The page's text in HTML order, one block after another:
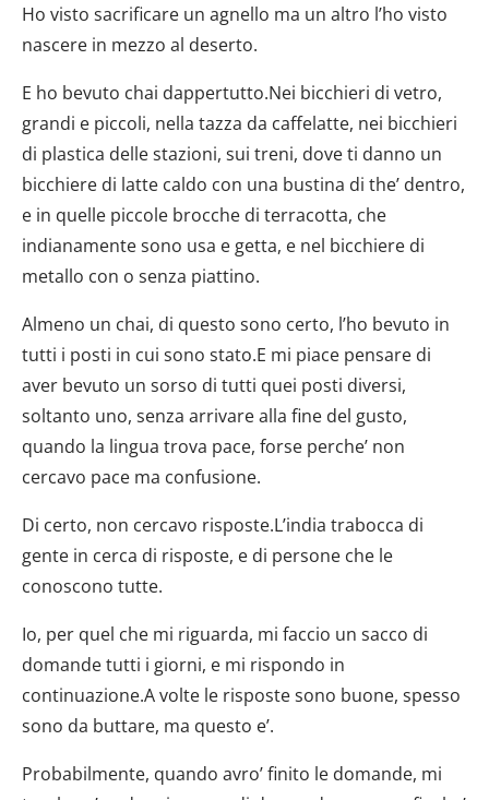
Ho visto sacrificare un agnello ma un altro l’ho visto
nascere in mezzo al deserto.
E ho bevuto chai dappertutto.Nei bicchieri di vetro,
grandi e piccoli, nella tazza da caffelatte, nei bicchieri
di plastica delle stazioni, sui treni, dove ti danno un
bicchiere di latte caldo con una bustina di the’ dentro,
e in quelle piccole brocche di terracotta, che
indianamente sono usa e getta, e nel bicchiere di
metallo con o senza piattino.
Almeno un chai, di questo sono certo, l’ho bevuto in
tutti i posti in cui sono stato.E mi piace pensare di
aver bevuto un sorso di tutti quei posti diversi,
soltanto uno, senza arrivare alla fine del gusto,
quando la lingua trova pace, forse perche’ non
cercavo pace ma confusione.
Di certo, non cercavo risposte.L’india trabocca di
gente in cerca di risposte, e di persone che le
conoscono tutte.
Io, per quel che mi riguarda, mi faccio un sacco di
domande tutti i giorni, e mi rispondo in
continuazione.A volte le risposte sono buone, spesso
sono da buttare, ma questo e’.
Probabilmente, quando avro’ finito le domande, mi